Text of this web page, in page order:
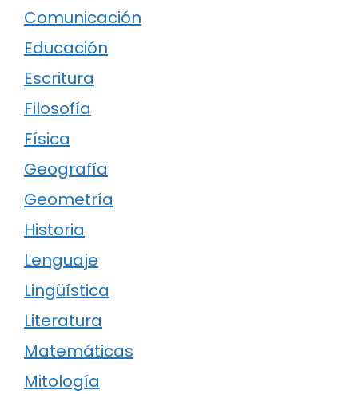
Comunicación
Educación
Escritura
Filosofía
Física
Geografía
Geometría
Historia
Lenguaje
Lingüística
Literatura
Matemáticas
Mitología